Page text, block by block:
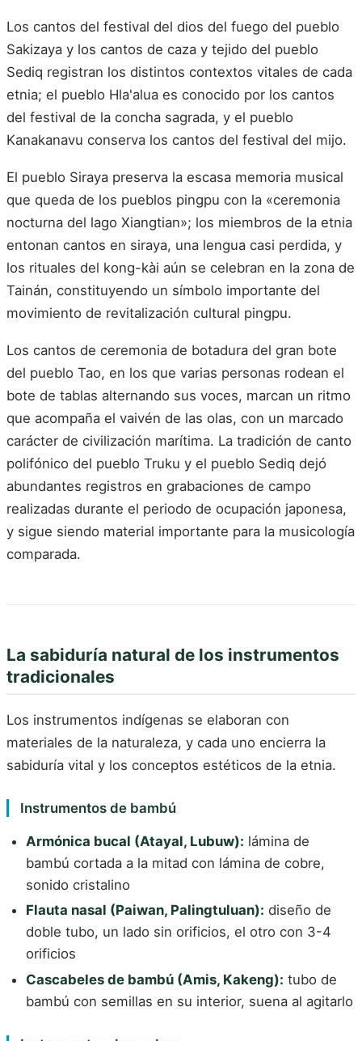
Los cantos del festival del dios del fuego del pueblo
Sakizaya y los cantos de caza y tejido del pueblo
Sediq registran los distintos contextos vitales de cada
etnia; el pueblo Hla'alua es conocido por los cantos
del festival de la concha sagrada, y el pueblo
Kanakanavu conserva los cantos del festival del mijo.
El pueblo Siraya preserva la escasa memoria musical
que queda de los pueblos pingpu con la «ceremonia
nocturna del lago Xiangtian»; los miembros de la etnia
entonan cantos en siraya, una lengua casi perdida, y
los rituales del kong-kài aún se celebran en la zona de
Tainán, constituyendo un símbolo importante del
movimiento de revitalización cultural pingpu.
Los cantos de ceremonia de botadura del gran bote
del pueblo Tao, en los que varias personas rodean el
bote de tablas alternando sus voces, marcan un ritmo
que acompaña el vaivén de las olas, con un marcado
carácter de civilización marítima. La tradición de canto
polifónico del pueblo Truku y el pueblo Sediq dejó
abundantes registros en grabaciones de campo
realizadas durante el periodo de ocupación japonesa,
y sigue siendo material importante para la musicología
comparada.
La sabiduría natural de los instrumentos
tradicionales
Los instrumentos indígenas se elaboran con
materiales de la naturaleza, y cada uno encierra la
sabiduría vital y los conceptos estéticos de la etnia.
Instrumentos de bambú
Armónica bucal (Atayal, Lubuw): lámina de
bambú cortada a la mitad con lámina de cobre,
sonido cristalino
Flauta nasal (Paiwan, Palingtuluan): diseño de
doble tubo, un lado sin orificios, el otro con 3-4
orificios
Cascabeles de bambú (Amis, Kakeng): tubo de
bambú con semillas en su interior, suena al agitarlo